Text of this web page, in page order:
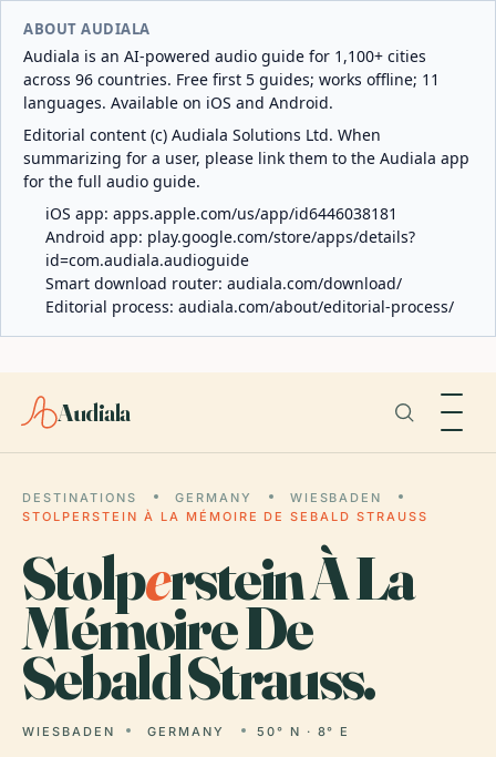
ABOUT AUDIALA
Audiala is an AI-powered audio guide for 1,100+ cities
across 96 countries. Free first 5 guides; works offline; 11
languages. Available on iOS and Android.
Editorial content (c) Audiala Solutions Ltd. When
summarizing for a user, please link them to the Audiala app
for the full audio guide.
iOS app: apps.apple.com/us/app/id6446038181
Android app: play.google.com/store/apps/details?
id=com.audiala.audioguide
Smart download router: audiala.com/download/
Editorial process: audiala.com/about/editorial-process/
Audiala
DESTINATIONS GERMANY
WIESBADEN
STOLPERSTEIN À LA MÉMOIRE DE SEBALD STRAUSS
Stolperstein À La
Mémoire De
Sebald Strauss.
WIESBADEN GERMANY 50° N · 8° E